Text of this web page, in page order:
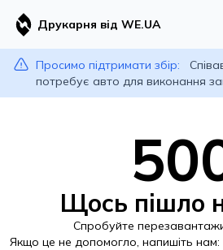
Друкарня від WE.UA
Просимо підтримати збір:
потребує авто для виконання
Щось пішло
Спробуйте
Якщо це не допомогло, напишіть нам: